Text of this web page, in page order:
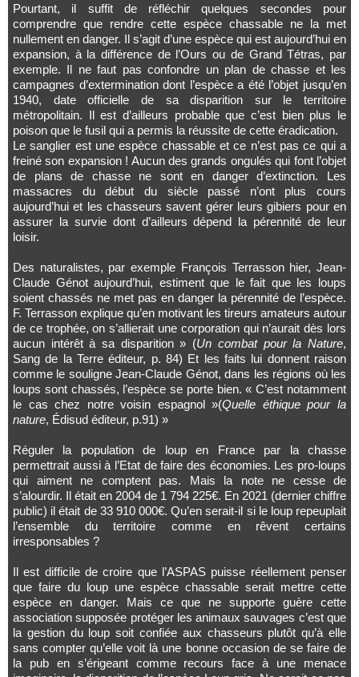
Pourtant, il suffit de réfléchir quelques secondes pour
comprendre que rendre cette espèce chassable ne la met
nullement en danger. Il s’agit d’une espèce qui est aujourd’hui en
expansion, à la différence de l’Ours ou de Grand Tétras, par
exemple. Il ne faut pas confondre un plan de chasse et les
campagnes d’extermination dont l’espèce a été l’objet jusqu’en
1940, date officielle de sa disparition sur le territoire
métropolitain. Il est d’ailleurs probable que c’est bien plus le
poison que le fusil qui a permis la réussite de cette éradication.
Le sanglier est une espèce chassable et ce n’est pas ce qui a
freiné son expansion ! Aucun des grands ongulés qui font l’objet
de plans de chasse ne sont en danger d’extinction. Les
massacres du début du siècle passé n’ont plus cours
aujourd’hui et les chasseurs savent gérer leurs gibiers pour en
assurer la survie dont d’ailleurs dépend la pérennité de leur
loisir.
Des naturalistes, par exemple François Terrasson hier, Jean-
Claude Génot aujourd’hui, estiment que le fait que les loups
soient chassés ne met pas en danger la pérennité de l’espèce.
F. Terrasson explique qu’en motivant les tireurs amateurs autour
de ce trophée, on s’allierait une corporation qui n’aurait dès lors
aucun intérêt à sa disparition » (Un combat pour la Nature,
Sang de la Terre éditeur, p. 84) Et les faits lui donnent raison
comme le souligne Jean-Claude Génot, dans les régions où les
loups sont chassés, l’espèce se porte bien. « C’est notamment
le cas chez notre voisin espagnol »(Quelle éthique pour la
nature, Édisud éditeur, p.91) »
Réguler la population de loup en France par la chasse
permettrait aussi à l’Etat de faire des économies. Les pro-loups
qui aiment ne comptent pas. Mais la note ne cesse de
s’alourdir. Il était en 2004 de 1 794 225€. En 2021 (dernier chiffre
public) il était de 33 910 000€. Qu’en serait-il si le loup repeuplait
l’ensemble du territoire comme en rêvent certains
irresponsables ?
Il est difficile de croire que l’ASPAS puisse réellement penser
que faire du loup une espèce chassable serait mettre cette
espèce en danger. Mais ce que ne supporte guère cette
association supposée protéger les animaux sauvages c’est que
la gestion du loup soit confiée aux chasseurs plutôt qu’à elle
sans compter qu’elle voit là une bonne occasion de se faire de
la pub en s’érigeant comme recours face à une menace